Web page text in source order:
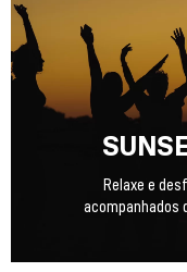
Relaxe e
acompanhados